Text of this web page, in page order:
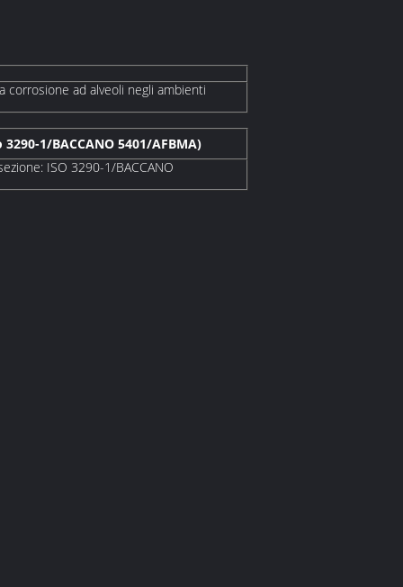
corrosione ad alveoli negli ambienti
1/BACCANO 5401/AFBMA)
ISO 3290-1/BACCANO